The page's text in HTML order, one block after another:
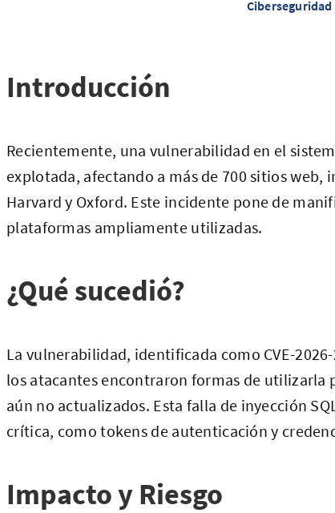
Ciberseguridad
Introducción
Recientemente, una vulnerabilidad en el
explotada, afectando a más de 700 sitios
Harvard y Oxford. Este incidente pone de
plataformas ampliamente utilizadas.
¿Qué sucedió?
La vulnerabilidad, identificada como CVE-
los atacantes encontraron formas de utilizarla
aún no actualizados. Esta falla de inyección
crítica, como tokens de autenticación y
Impacto y Riesgo